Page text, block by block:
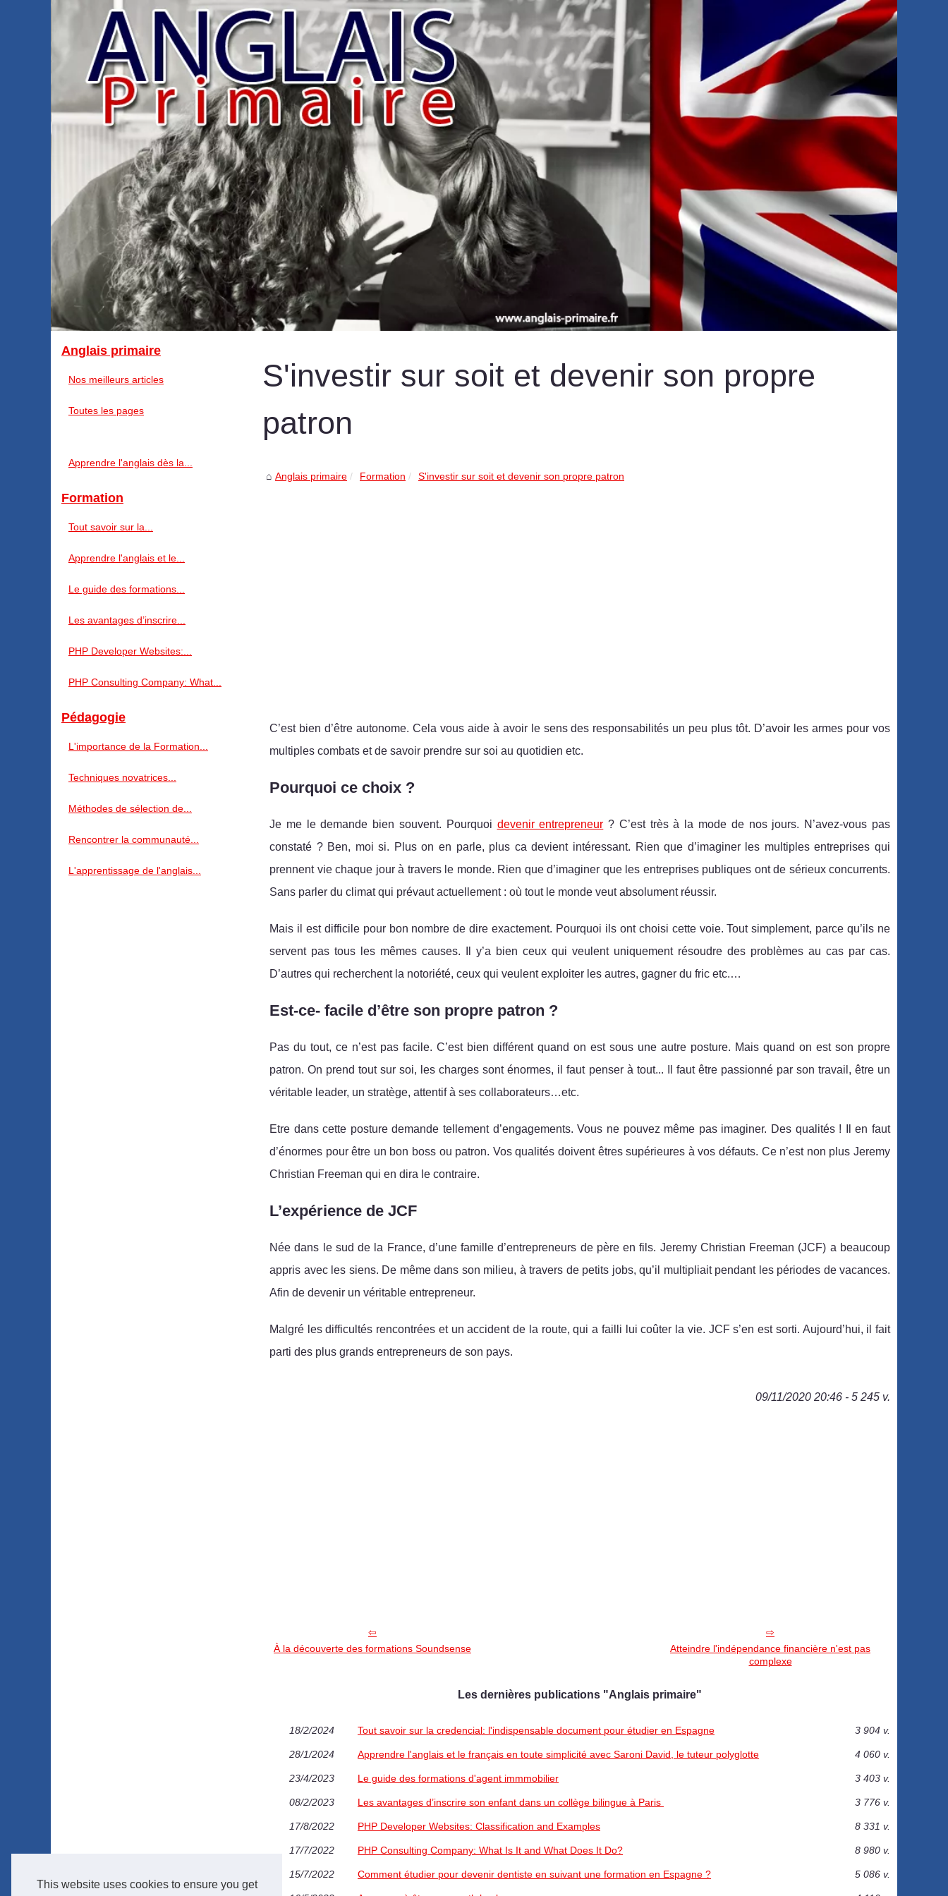
This website uses cookies to ensure you get
S'investir sur soit et devenir son propre
patron
Anglais primaire Formation S'investir sur soit et devenir son propre patron
C’est bien d’être autonome. Cela vous aide à avoir le sens des responsabilités un peu plus tôt. D’avoir les armes pour vos
multiples combats et de savoir prendre sur soi au quotidien etc.
Pourquoi ce choix ?
Je me le demande bien souvent. Pourquoi devenir entrepreneur ? C’est très à la mode de nos jours. N’avez-vous pas
constaté ? Ben, moi si. Plus on en parle, plus ca devient intéressant. Rien que d’imaginer les multiples entreprises qui
prennent vie chaque jour à travers le monde. Rien que d’imaginer que les entreprises publiques ont de sérieux concurrents.
Sans parler du climat qui prévaut actuellement : où tout le monde veut absolument réussir.
Mais il est difficile pour bon nombre de dire exactement. Pourquoi ils ont choisi cette voie. Tout simplement, parce qu’ils ne
servent pas tous les mêmes causes. Il y’a bien ceux qui veulent uniquement résoudre des problèmes au cas par cas.
D’autres qui recherchent la notoriété, ceux qui veulent exploiter les autres, gagner du fric etc.…
Est-ce- facile d’être son propre patron ?
Pas du tout, ce n’est pas facile. C’est bien différent quand on est sous une autre posture. Mais quand on est son propre
patron. On prend tout sur soi, les charges sont énormes, il faut penser à tout... Il faut être passionné par son travail, être un
véritable leader, un stratège, attentif à ses collaborateurs…etc.
Etre dans cette posture demande tellement d’engagements. Vous ne pouvez même pas imaginer. Des qualités ! Il en faut
d’énormes pour être un bon boss ou patron. Vos qualités doivent êtres supérieures à vos défauts. Ce n’est non plus Jeremy
Christian Freeman qui en dira le contraire.
L’expérience de JCF
Née dans le sud de la France, d’une famille d’entrepreneurs de père en fils. Jeremy Christian Freeman (JCF) a beaucoup
appris avec les siens. De même dans son milieu, à travers de petits jobs, qu’il multipliait pendant les périodes de vacances.
Afin de devenir un véritable entrepreneur.
Malgré les difficultés rencontrées et un accident de la route, qui a failli lui coûter la vie. JCF s’en est sorti. Aujourd’hui, il fait
parti des plus grands entrepreneurs de son pays.
09/11/2020 20:46 - 5 245 v.
À la découverte des formations Soundsense
Atteindre l'indépendance financière n'est pas
complexe
Les dernières publications "Anglais primaire"
18/2/2024 Tout savoir sur la credencial: l'indispensable document pour étudier en Espagne 3 904 v.
28/1/2024 Apprendre l'anglais et le français en toute simplicité avec Saroni David, le tuteur polyglotte 4 060 v.
23/4/2023 Le guide des formations d'agent immmobilier 3 403 v.
08/2/2023 Les avantages d’inscrire son enfant dans un collège bilingue à Paris 3 776 v.
17/8/2022 PHP Developer Websites: Classification and Examples 8 331 v.
17/7/2022 PHP Consulting Company: What Is It and What Does It Do? 8 980 v.
15/7/2022 Comment étudier pour devenir dentiste en suivant une formation en Espagne ‎? 5 086 v.
Anglais primaire
Nos meilleurs articles
Toutes les pages
Apprendre l'anglais dès la...
Formation
Tout savoir sur la...
Apprendre l'anglais et le...
Le guide des formations...
Les avantages d’inscrire...
PHP Developer Websites:...
PHP Consulting Company: What...
Pédagogie
L'importance de la Formation...
Techniques novatrices...
Méthodes de sélection de...
Rencontrer la communauté...
L'apprentissage de l'anglais...